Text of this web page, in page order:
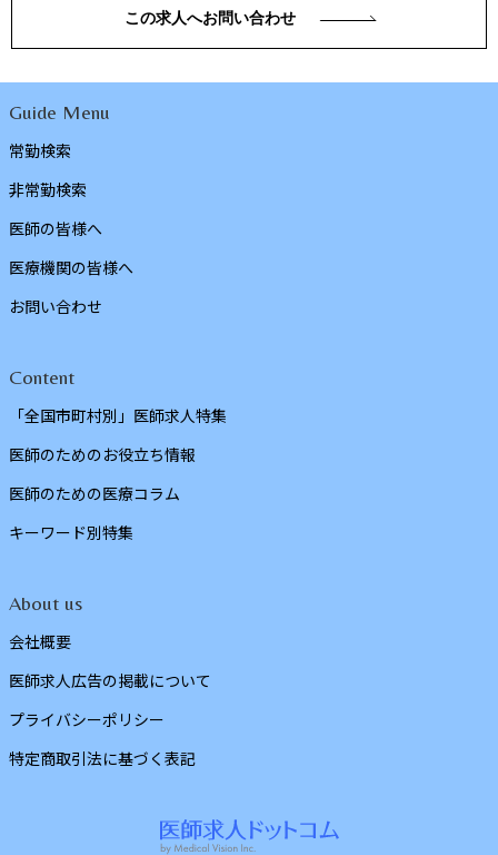
この求人へお問い合わせ
Guide Menu
常勤検索
非常勤検索
医師の皆様へ
医療機関の皆様へ
お問い合わせ
Content
「全国市町村別」医師求人特集
医師のためのお役立ち情報
医師のための医療コラム
キーワード別特集
About us
会社概要
医師求人広告の掲載について
プライバシーポリシー
特定商取引法に基づく表記